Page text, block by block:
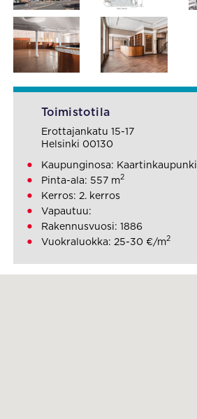
Toimistotila
Erottajankatu 15-17
Helsinki 00130
Kaupunginosa: Kaartinkaupunki
Pinta-ala: 557 m2
Kerros: 2. kerros
Vapautuu:
Rakennusvuosi: 1886
Vuokraluokka: 25-30 €/m2